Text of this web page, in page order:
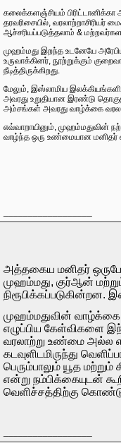
கலைக்களஞ்சியம் பிரிட்டானிக்கா
தரவரிசையில், வரலாற்றாசிரியர்
ஆச்சரியப்படுத்தலாம் &
முஹம்மது இறந்த உடனேயே
உருவாக்கினர், நூற்றுக்கும்
நீடித்திருக்கிறது.
மேலும், இஸ்லாமிய
அவரது உறுதியான இரண்டு
அம்சங்கள் அவரது வாழ்க்கை
எவ்வாறாயினும், முஹம்மதுவின்
வாழ்ந்த ஒரு உண்மையான மனிதர்
அத்தகைய மனிதர்
முஹம்மது, குர்ஆன்
நிரூபிக்கப்படுகின்றன.
முஹம்மதுவின் வாழ்க்கை
எழுப்பிய கேள்விகளை
வரலாற்று உண்மை அல்ல
கடவுளிடமிருந்து
பெரும்பாலும் யூத
என்று நம்பிக்கையுடன்
வெளிச்சத்திற்கு